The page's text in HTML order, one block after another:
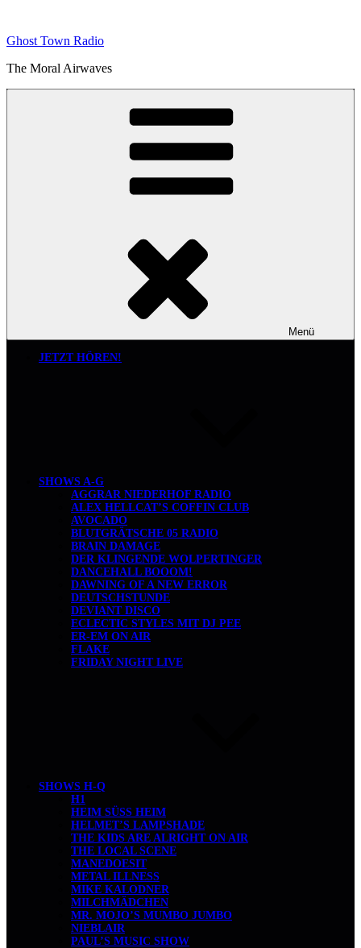
springen
Ghost Town Radio
The Moral Airwaves
Menü
JETZT HÖREN!
SHOWS A-G
AGGRAR NIEDERHOF RADIO
ALEX HELLCAT’S COFFIN CLUB
AVOCADO
BLUTGRÄTSCHE 05 RADIO
BRAIN DAMAGE
DER KLINGENDE WOLPERTINGER
DANCEHALL BOOOM!
DAWNING OF A NEW ERROR
DEUTSCHSTUNDE
DEVIANT DISCO
ECLECTIC STYLES MIT DJ PEE
ER-EM ON AIR
FLAKE
FRIDAY NIGHT LIVE
SHOWS H-Q
H1
HEIM SÜSS HEIM
HELMET’S LAMPSHADE
THE KIDS ARE ALRIGHT ON AIR
THE LOCAL SCENE
MANEDOESIT
METAL ILLNESS
MIKE KALODNER
MILCHMÄDCHEN
MR. MOJO’S MUMBO JUMBO
NIEBLAIR
PAUL’S MUSIC SHOW